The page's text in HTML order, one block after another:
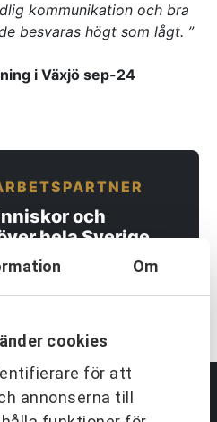
Om
cookies
för att
annonserna till
2 – tillsammans bygger
skapar mervärde i
– Växjös nya simhall
kommunikation och bra
besvaras högt som lågt. ”
i Växjö sep-24
och
hela Sverige.